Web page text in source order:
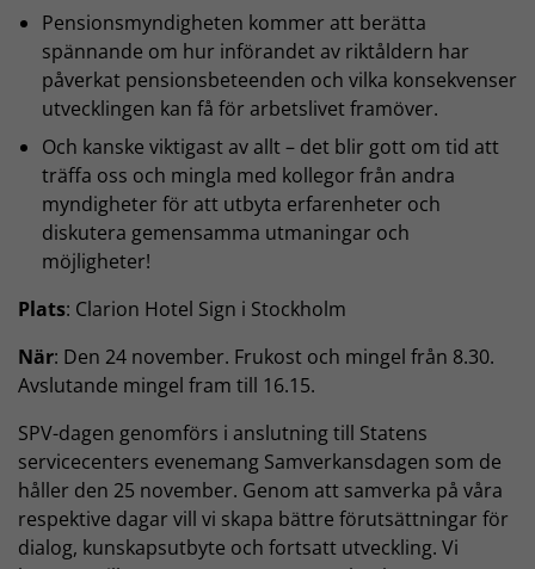
Pensionsmyndigheten kommer att berätta
spännande om hur införandet av riktåldern har
påverkat pensionsbeteenden och vilka konsekvenser
utvecklingen kan få för arbetslivet framöver.
Och kanske viktigast av allt – det blir gott om tid att
träffa oss och mingla med kollegor från andra
myndigheter för att utbyta erfarenheter och
diskutera gemensamma utmaningar och
möjligheter!
Plats: Clarion Hotel Sign i Stockholm
När: Den 24 november. Frukost och mingel från 8.30.
Avslutande mingel fram till 16.15.
SPV-dagen genomförs i anslutning till Statens
servicecenters evenemang Samverkansdagen som de
håller den 25 november. Genom att samverka på våra
respektive dagar vill vi skapa bättre förutsättningar för
dialog, kunskapsutbyte och fortsatt utveckling. Vi